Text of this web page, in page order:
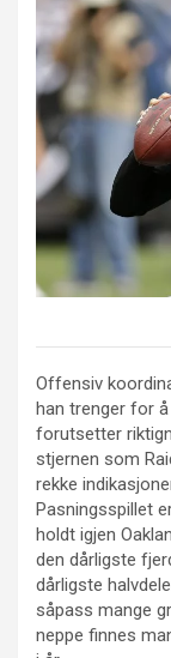
Offensiv
han trenger for
forutsetter
stjernen som
rekke
Pasningsspillet
holdt igjen
den dårligste
dårligste
såpass mange
neppe finnes